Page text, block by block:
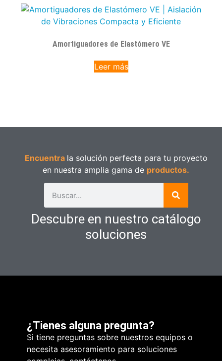
Amortiguadores de Elastómero VE
Leer más
Encuentra la solución perfecta para tu proyecto
en nuestra amplia gama de productos.
Descubre en nuestro catálogo
soluciones
¿Tienes alguna pregunta?
Si tiene preguntas sobre nuestros equipos o
necesita asesoramiento para soluciones